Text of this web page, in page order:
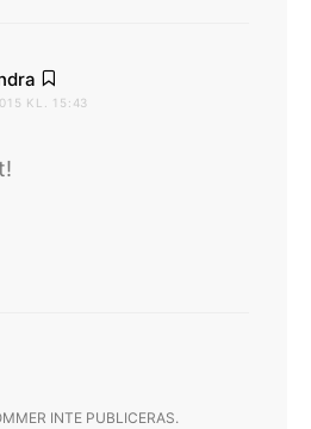
KL. 15:43
INTE PUBLICERAS.